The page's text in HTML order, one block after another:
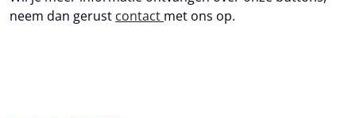
neem dan gerust contact met ons op.